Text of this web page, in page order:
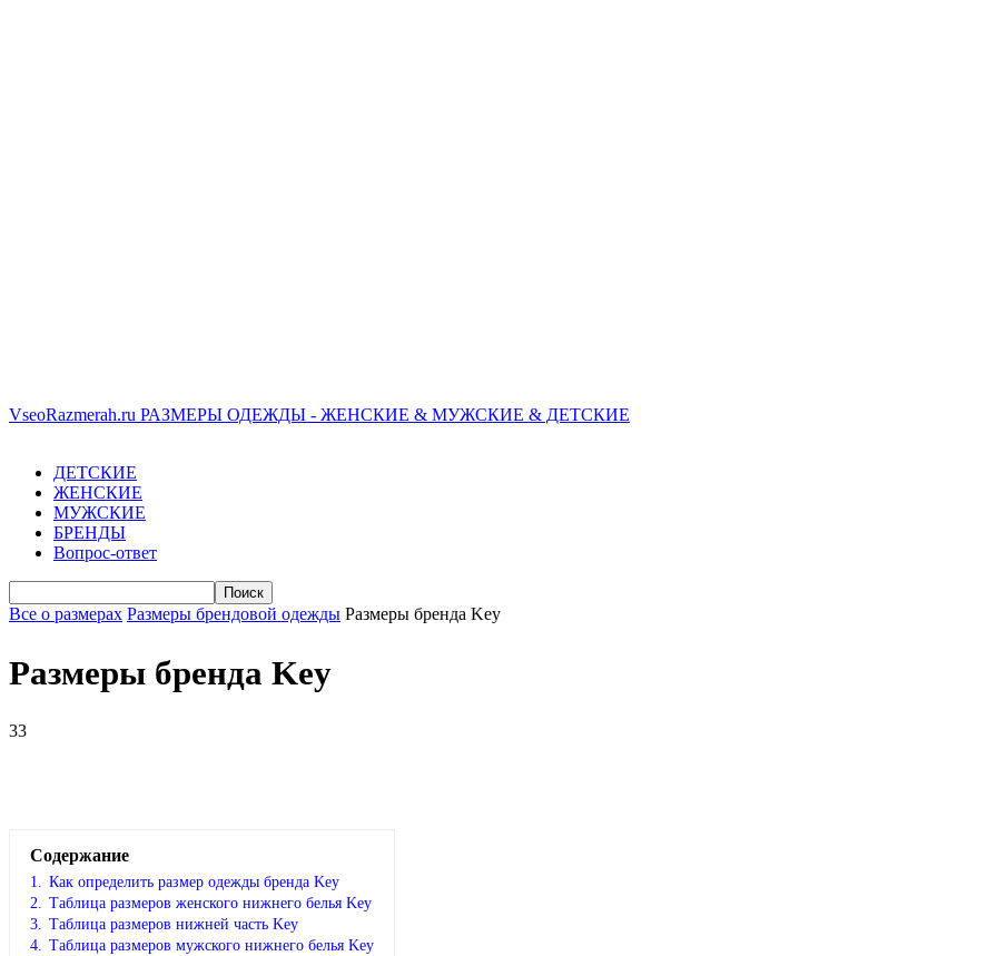
VseoRazmerah.ru РАЗМЕРЫ ОДЕЖДЫ - ЖЕНСКИЕ & МУЖСКИЕ & ДЕТСКИЕ
ДЕТСКИЕ
ЖЕНСКИЕ
МУЖСКИЕ
БРЕНДЫ
Вопрос-ответ
Все о размерах Размеры брендовой одежды Размеры бренда Key
Размеры бренда Key
33
Содержание
1. Как определить размер одежды брендa Key
2. Таблица размеров женского нижнего белья Key
3. Таблица размеров нижней часть Key
4. Таблица размеров мужского нижнего белья Key